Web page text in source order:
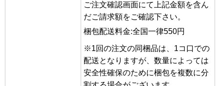
ご注文確認画面にて上記金額を含ん
だご請求額をご確認下さい。
梱包配送料金:全国一律550円
※1回の注文の同梱品は、1コ口での
配送となりますが、数量によっては
安全性確保のために梱包を複数に分